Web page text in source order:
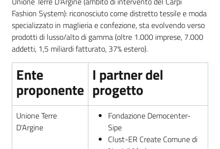
Fashion System): riconosciuto come distretto tessile e moda
specializzato in maglieria e confezione, sta evolvendo verso
prodotti di lusso/alto di gamma (oltre 1.000 imprese, 7.000
addetti, 1,5 miliardi fatturato, 37% estero).
Ente
proponente
I partner del
progetto
Unione Terre
D'Argine
Fondazione Democenter-
Sipe
Clust-ER Create Comune di